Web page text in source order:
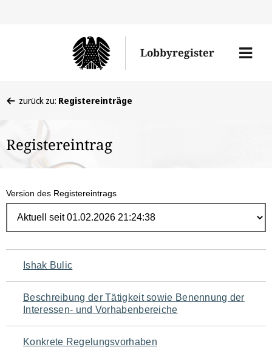
Lobbyregister
Menü
befinden
hier:
zurück zu: Registereinträge
Registereintrag
Version des Registereintrags
Navigation
für
den
Seiteninhalt
Ishak Bulic
Beschreibung der Tätigkeit sowie Benennung der
Interessen- und Vorhabenbereiche
Konkrete Regelungsvorhaben